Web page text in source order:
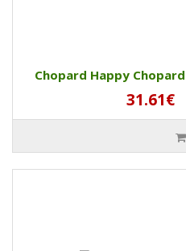
Chopard Happy
31.61€